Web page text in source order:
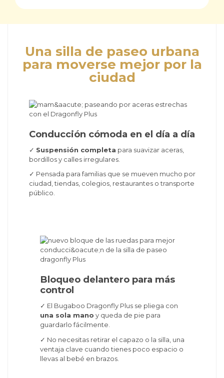
Una silla de paseo urbana
para moverse mejor por la
ciudad
Conducción cómoda en el día a día
✓ Suspensión completa para suavizar aceras,
bordillos y calles irregulares.
✓ Pensada para familias que se mueven mucho por
ciudad, tiendas, colegios, restaurantes o transporte
público.
Bloqueo delantero para más
control
✓ El Bugaboo Dragonfly Plus se pliega con
una sola mano y queda de pie para
guardarlo fácilmente.
✓ No necesitas retirar el capazo o la silla, una
ventaja clave cuando tienes poco espacio o
llevas al bebé en brazos.